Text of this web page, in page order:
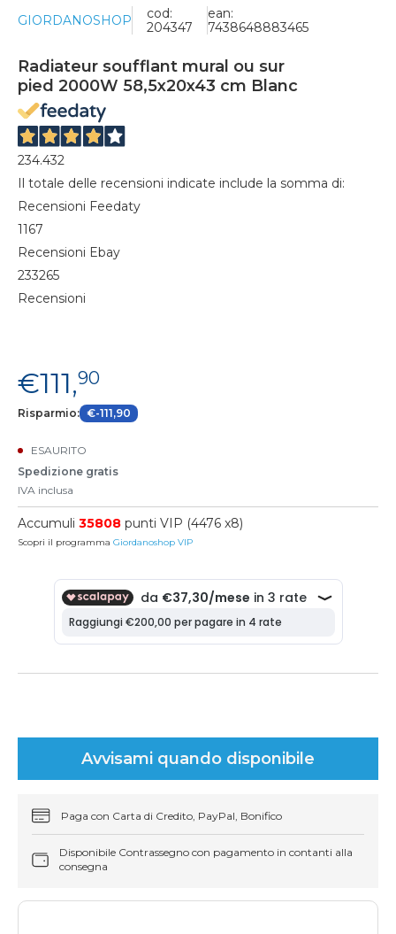
GIORDANOSHOP
cod:
204347
ean:
7438648883465
Radiateur soufflant mural ou sur
pied 2000W 58,5x20x43 cm Blanc
234.432
Il totale delle recensioni indicate include la somma di:
Recensioni Feedaty
1167
Recensioni Ebay
233265
Recensioni
€111,90
Risparmio: €-111,90
ESAURITO
Spedizione gratis
IVA inclusa
Accumuli 35808 punti VIP (4476 x8)
Scopri il programma Giordanoshop VIP
Avvisami quando disponibile
Paga con Carta di Credito, PayPal, Bonifico
Disponibile Contrassegno con pagamento in contanti alla
consegna